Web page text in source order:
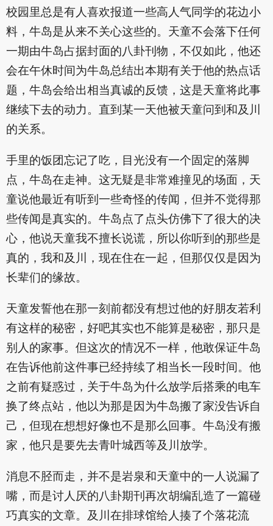
校园里总是有人喜欢报道一些高人气同学的花边小
料，牛岛是从来不关心这些的。天童不会落下任何
一期由牛岛占据封面的八卦刊物，不仅如此，他还
会在午休时间为牛岛总结出本期有关于他的热点话
题，牛岛会给出相当真诚的反馈，这是天童将此事
继续下去的动力。直到某一天他被天童问到和及川
的关系。
手里的饭团忘记了吃，目光没有一个固定的落脚
点，牛岛在走神。这无疑是非常难撞见的场面，天
童说他最近有听到一些奇怪的传闻，但并不觉得那
些传闻是真实的。牛岛点了点头仿佛下了很大的决
心，他说天童我不擅长说谎，所以你听到的那些是
真的，我和及川，现在住在一起，但那仅仅是因为
长辈们的缘故。
天童发誓他在那一刻前都没有想过他的好朋友若利
有这样的秘密，好吧其实也不能算是秘密，那只是
别人的家事。但这次的情况不一样，他敢保证牛岛
在告诉他前这件事已经持续了相当长一段时间。他
之前有疑惑过，关于牛岛为什么放学后搭乘的电车
换了终点站，他以为那是因为牛岛搬了家没告诉自
己，但现在想想好像也不是那么回事。牛岛没有搬
家，他只是要先去青叶城西等及川放学。
消息不胫而走，并不是岩泉和天童中的一人说漏了
嘴，而是讨人厌的八卦期刊再次胡编乱造了一篇碰
巧真实的文章。及川在排球馆给人揍了个落花流